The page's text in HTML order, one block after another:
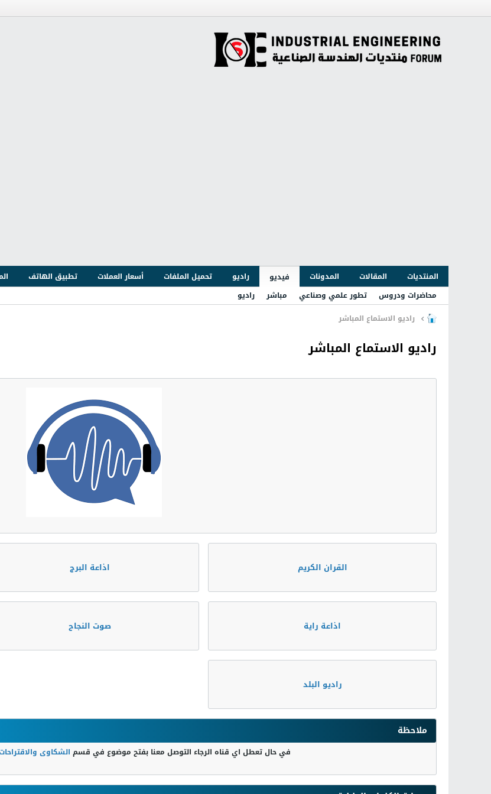
المنتديات المقالات المدونات فيديو راديو تحميل الملفات أسعار العملات تطبيق الهاتف
محاضرات ودروس
تطور علمي وصناعي مباشر
راديو
راديو الاستماع المباشر
راديو الاستماع المباشر
القران الكريم
اذاعة راية
راديو البلد
اذاعة البرج
صوت النجاح
ملاحظة
في حال تعطل اي قناه الرجاء التوصل معنا بفتح موضوع في قسم الشكاوى